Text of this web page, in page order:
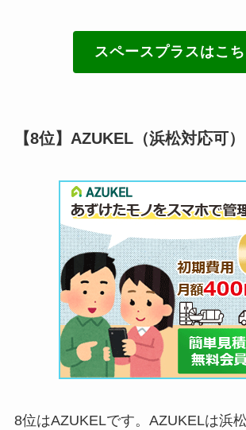
スペースプラスはこち
【8位】AZUKEL（浜松対応可）
8位はAZUKELです。AZUKELは浜